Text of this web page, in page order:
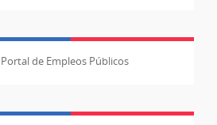
Portal de Empleos Públicos